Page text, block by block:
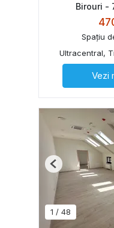
Birouri -
Spațiu
Ultracentral,
Vezi
1 / 48
Previous